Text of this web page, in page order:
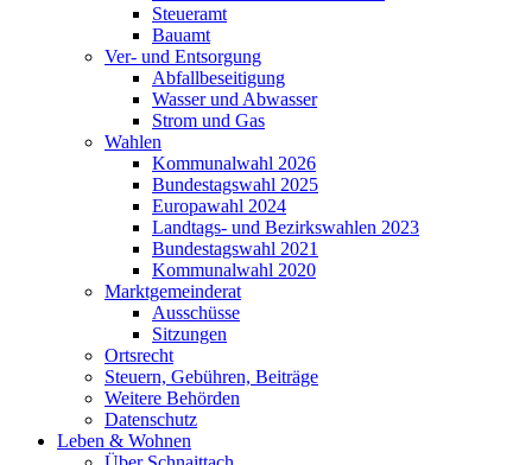
Steueramt
Bauamt
Ver- und Entsorgung
Abfallbeseitigung
Wasser und Abwasser
Strom und Gas
Wahlen
Kommunalwahl 2026
Bundestagswahl 2025
Europawahl 2024
Landtags- und Bezirkswahlen 2023
Bundestagswahl 2021
Kommunalwahl 2020
Marktgemeinderat
Ausschüsse
Sitzungen
Ortsrecht
Steuern, Gebühren, Beiträge
Weitere Behörden
Datenschutz
Leben & Wohnen